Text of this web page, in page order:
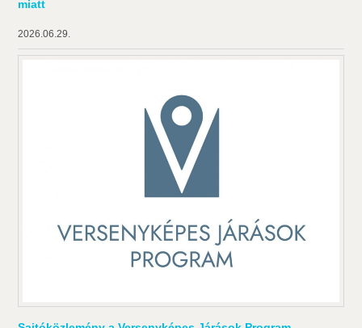
miatt
2026.06.29.